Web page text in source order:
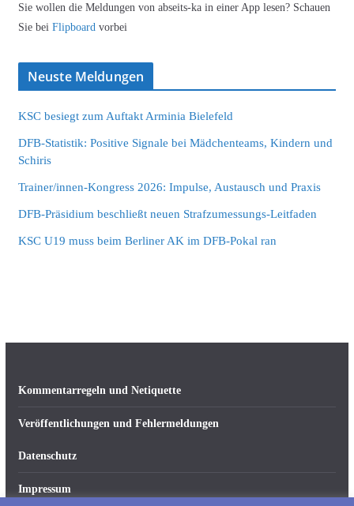
Sie wollen die Meldungen von abseits-ka in einer App lesen? Schauen
Sie bei Flipboard vorbei
Neuste Meldungen
KSC besiegt zum Auftakt Arminia Bielefeld
DFB-Statistik: Positive Signale bei Mädchenteams, Kindern und
Schiris
Trainer/innen-Kongress 2026: Impulse, Austausch und Praxis
DFB-Präsidium beschließt neuen Strafzumessungs-Leitfaden
KSC U19 muss beim Berliner AK im DFB-Pokal ran
Kommentarregeln und Netiquette
Veröffentlichungen und Fehlermeldungen
Datenschutz
Impressum